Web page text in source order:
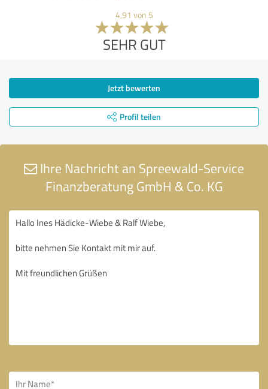
4,91 von 5
SEHR GUT
Jetzt bewerten
Profil teilen
Ihre Nachricht an Spreewald-Service
Finanzberatung GmbH & Co. KG